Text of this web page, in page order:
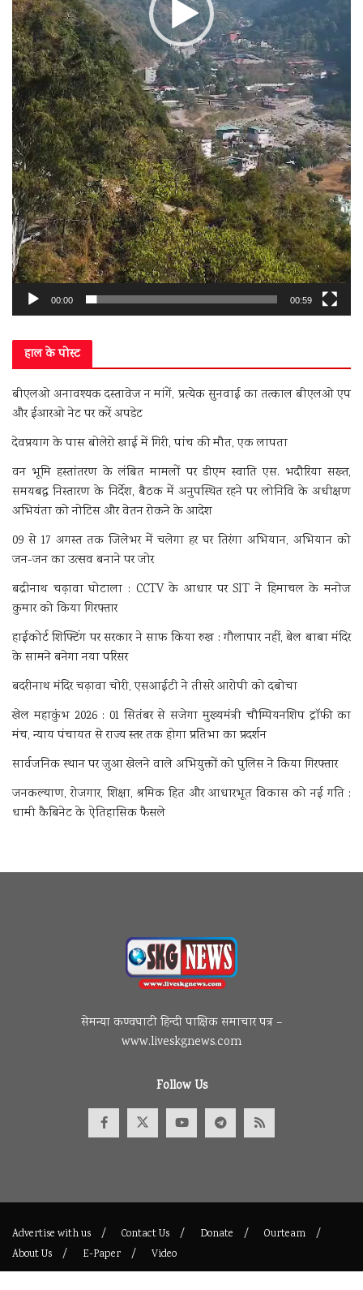
00:00 00:59
हाल के पोस्ट
बीएलओ अनावश्यक दस्तावेज न मांगें, प्रत्येक सुनवाई का तत्काल बीएलओ एप
और ईआरओ नेट पर करें अपडेट
देवप्रयाग के पास बोलेरो खाई में गिरी, पांच की मौत, एक लापता
वन भूमि हस्तांतरण के लंबित मामलों पर डीएम स्वाति एस. भदौरिया सख्त,
समयबद्ध निस्तारण के निर्देश, बैठक में अनुपस्थित रहने पर लोनिवि के अधीक्षण
अभियंता को नोटिस और वेतन रोकने के आदेश
09 से 17 अगस्त तक जिलेभर में चलेगा हर घर तिरंगा अभियान, अभियान को
जन-जन का उत्सव बनाने पर जोर
बद्रीनाथ चढ़ावा घोटाला : CCTV के आधार पर SIT ने हिमाचल के मनोज
कुमार को किया गिरफ्तार
हाईकोर्ट शिफ्टिंग पर सरकार ने साफ किया रुख : गौलापार नहीं, बेल बाबा मंदिर
के सामने बनेगा नया परिसर
बदरीनाथ मंदिर चढ़ावा चोरी, एसआईटी ने तीसरे आरोपी को दबोचा
खेल महाकुंभ 2026 : 01 सितंबर से सजेगा मुख्यमंत्री चौम्पियनशिप ट्रॉफी का
मंच, न्याय पंचायत से राज्य स्तर तक होगा प्रतिभा का प्रदर्शन
सार्वजनिक स्थान पर जुआ खेलने वाले अभियुक्तों को पुलिस ने किया गिरफ्तार
जनकल्याण, रोजगार, शिक्षा, श्रमिक हित और आधारभूत विकास को नई गति :
धामी कैबिनेट के ऐतिहासिक फैसले
सेमन्या कण्वघाटी हिन्दी पाक्षिक समाचार पत्र –
www.liveskgnews.com
Follow Us
Advertise with us Contact Us Donate
Ourteam
About Us
E-Paper Video